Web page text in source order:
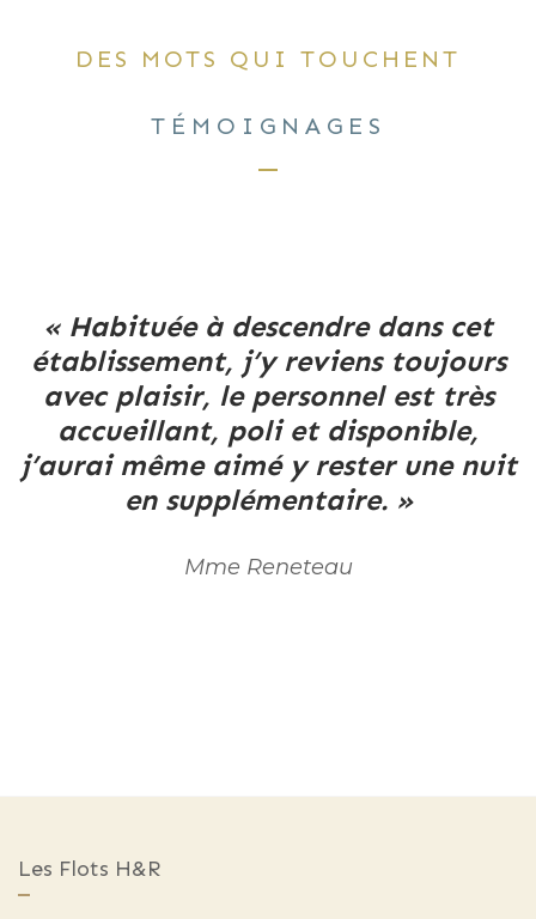
DES MOTS QUI TOUCHENT
TÉMOIGNAGES
« Habituée à descendre dans cet
établissement, j’y reviens toujours
avec plaisir, le personnel est très
accueillant, poli et disponible,
j’aurai même aimé y rester une nuit
en supplémentaire. »
Mme Reneteau
Les Flots H&R